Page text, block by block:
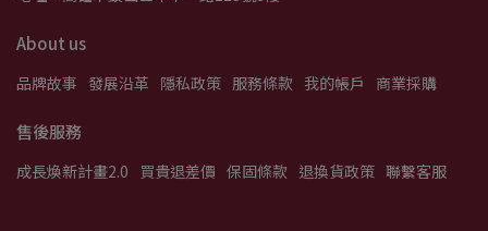
About us
品牌故事 發展沿革 隱私政策 服務條款 我的帳戶 商業採購
售後服務
成長煥新計畫2.0 買貴退差價 保固條款 退換貨政策 聯繫客服